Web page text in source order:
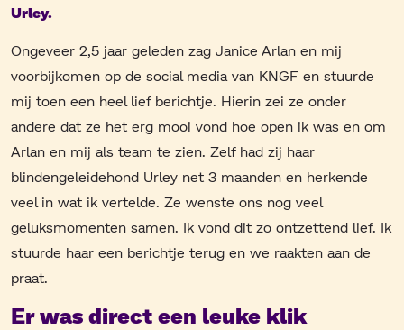
Urley.
Ongeveer 2,5 jaar geleden zag Janice Arlan en mij
voorbijkomen op de social media van KNGF en stuurde
mij toen een heel lief berichtje. Hierin zei ze onder
andere dat ze het erg mooi vond hoe open ik was en om
Arlan en mij als team te zien. Zelf had zij haar
blindengeleidehond Urley net 3 maanden en herkende
veel in wat ik vertelde. Ze wenste ons nog veel
geluksmomenten samen. Ik vond dit zo ontzettend lief. Ik
stuurde haar een berichtje terug en we raakten aan de
praat.
Er was direct een leuke klik